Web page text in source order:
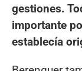
gestiones.
importante
establecía